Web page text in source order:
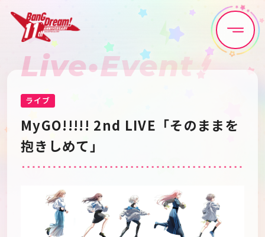
Home News
Live•Event
Artist
Schedule About
Live•Event
ライブ
MyGO!!!!! 2nd LIVE「そのままを
抱きしめて」